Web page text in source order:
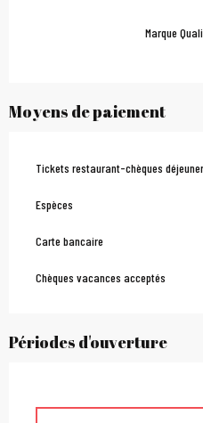
Marque
Moyens de paiement
Tickets restaurant-chèques déjeuner
Espèces
Carte bancaire
Chèques vacances acceptés
Périodes d'ouverture